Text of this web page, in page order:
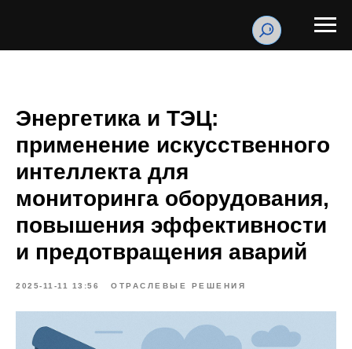
Энергетика и ТЭЦ:
применение искусственного
интеллекта для
мониторинга оборудования,
повышения эффективности
и предотвращения аварий
2025-11-11 13:56 ОТРАСЛЕВЫЕ РЕШЕНИЯ